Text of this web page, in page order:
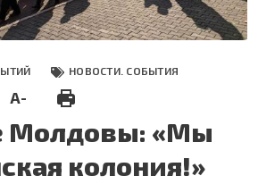
НОВОСТИ. СОБЫТИЯ
A-
Молдовы: «Мы
колония!»